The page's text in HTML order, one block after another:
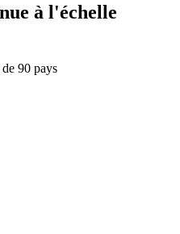
à l'échelle
90 pays